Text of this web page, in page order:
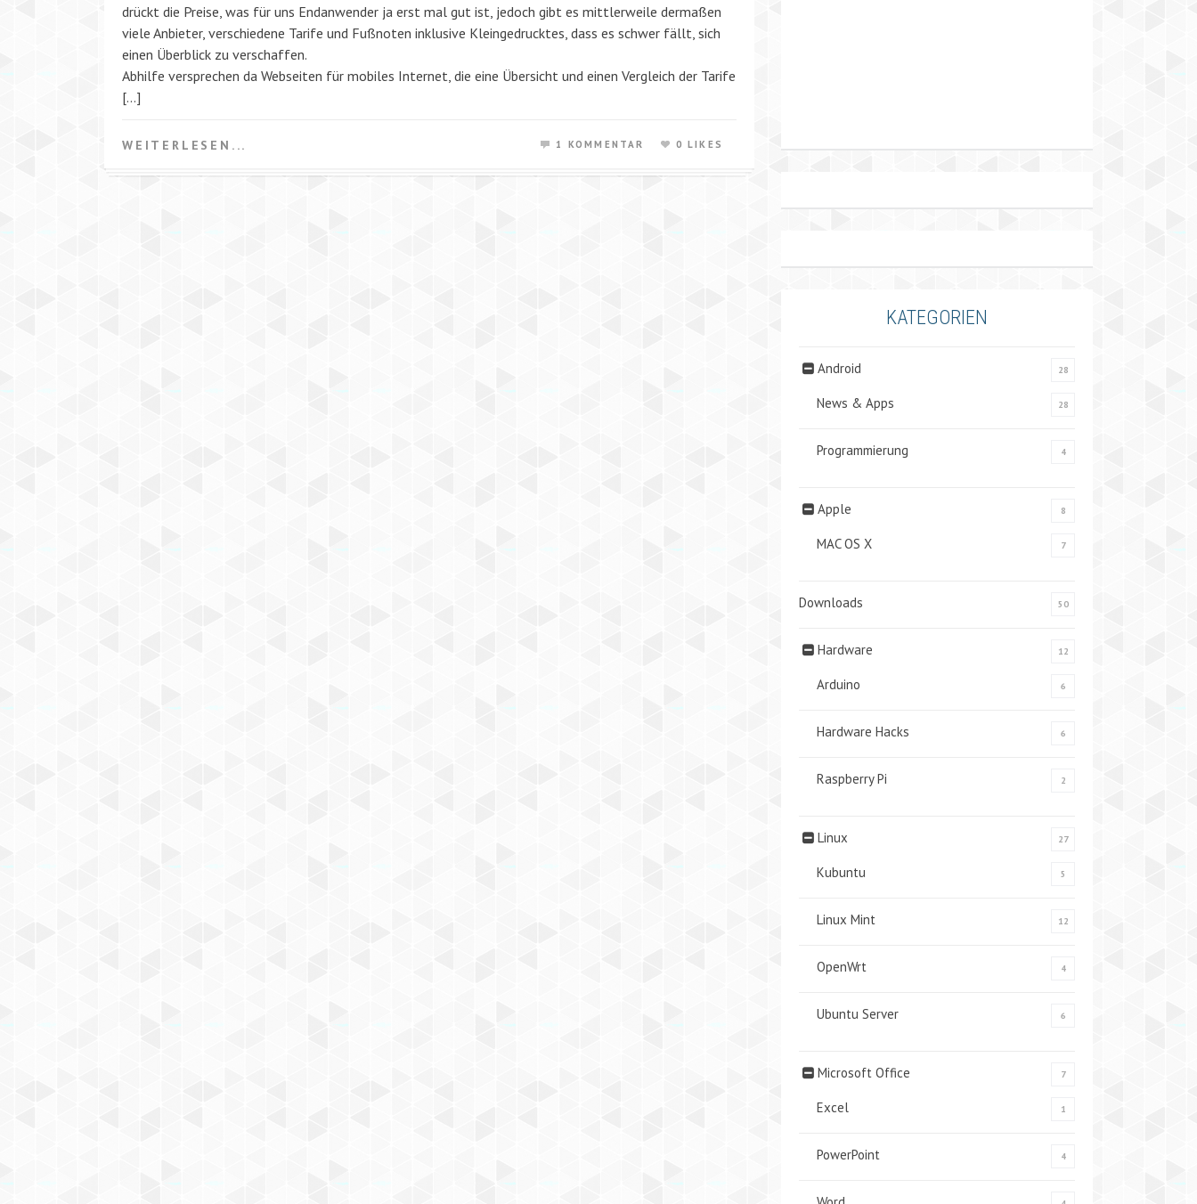
drückt die Preise, was für uns Endanwender ja erst mal gut ist, jedoch gibt es mittlerweile dermaßen
viele Anbieter, verschiedene Tarife und Fußnoten inklusive Kleingedrucktes, dass es schwer fällt, sich
einen Überblick zu verschaffen.
Abhilfe versprechen da Webseiten für mobiles Internet, die eine Übersicht und einen Vergleich der Tarife
[…]
WEITERLESEN... 1 KOMMENTAR 0 LIKES
KATEGORIEN
Android 28
News & Apps 28
Programmierung 4
Apple 8
MAC OS X 7
Downloads 50
Hardware 12
Arduino 6
Hardware Hacks 6
Raspberry Pi 2
Linux 27
Kubuntu 5
Linux Mint 12
OpenWrt 4
Ubuntu Server 6
Microsoft Office 7
Excel 1
PowerPoint 4